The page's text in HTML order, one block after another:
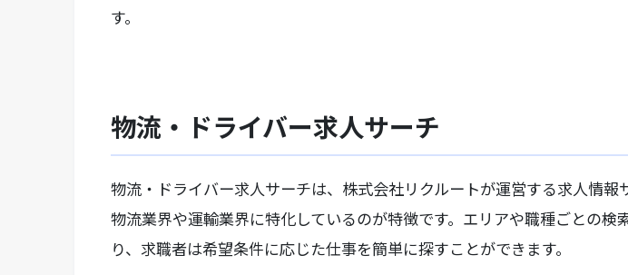
す。
物流・ドライバー求人サーチ
物流・ドライバー求人サーチは、株式会社リクルートが運営する求人情報
物流業界や運輸業界に特化しているのが特徴です。エリアや職種ごとの検
り、求職者は希望条件に応じた仕事を簡単に探すことができます。